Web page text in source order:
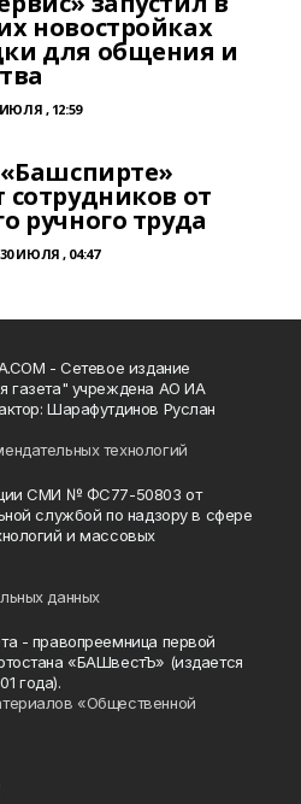
новостройках
для общения и
, 12:59
сотрудников от
ручного труда
30 ИЮЛЯ , 04:47
- Сетевое издание
газета" учреждена АО ИА
Шарафутдинов Руслан
технологий
СМИ № ФС77-50803 от
службой по надзору в сфере
и массовых
данных
- правопреемница первой
«БАШвестЪ» (издается
года).
«Общественной